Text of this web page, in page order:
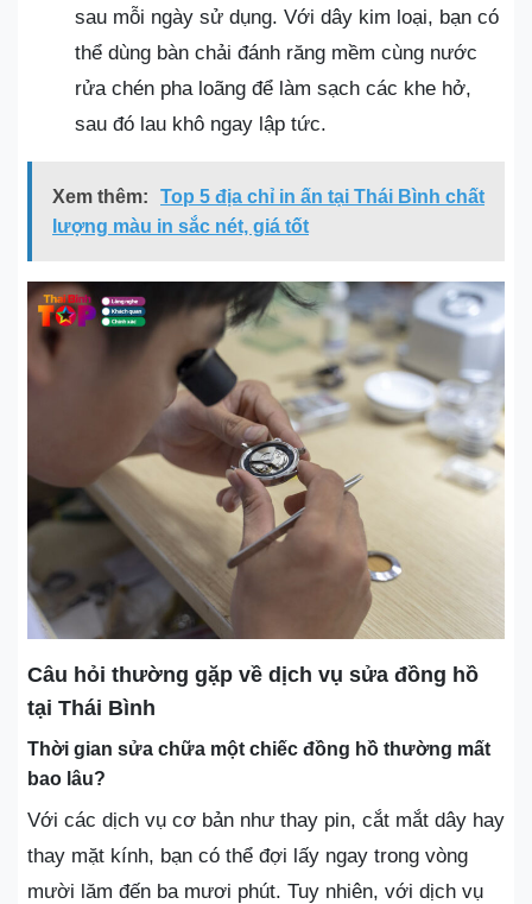
sau mỗi ngày sử dụng. Với dây kim loại, bạn có
thể dùng bàn chải đánh răng mềm cùng nước
rửa chén pha loãng để làm sạch các khe hở,
sau đó lau khô ngay lập tức.
Xem thêm:
Top 5 địa chỉ in ấn tại Thái Bình chất
lượng màu in sắc nét, giá tốt
Câu hỏi thường gặp về dịch vụ sửa đồng hồ
tại Thái Bình
Thời gian sửa chữa một chiếc đồng hồ thường mất
bao lâu?
Với các dịch vụ cơ bản như thay pin, cắt mắt dây hay
thay mặt kính, bạn có thể đợi lấy ngay trong vòng
mười lăm đến ba mươi phút. Tuy nhiên, với dịch vụ